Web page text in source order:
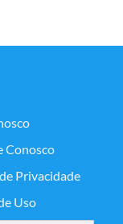
Conosco
Privacidade
Uso